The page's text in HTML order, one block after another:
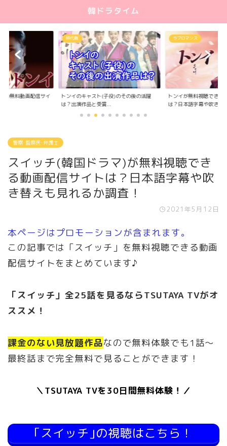
韓ドラタイム
役)のその後の活躍
ラブロマンス
トンイが無料視聴できる動画配信サイト
は？日本語字幕や吹き...
サスペンス･ミステリー
スケッチ 神が予告し
が無料視聴できる...
警察･監察医･弁護士
スイッチ(韓国ドラマ)が無料視聴でき
る動画配信サイトは？日本語字幕や吹
き替えも見れるか調査！
2021年5月12日
本ページはプロモーションが含まれます。
この記事では「スイッチ」を無料視聴できる動画
配信サイトをまとめています♪
「スイッチ」全25話を見るならTSUTAYA TVがオ
ススメ！
課金のない見放題作品なので無料体験でも1話〜
最終話まで完全無料で見ることができます！
＼TSUTAYA TVを30日間無料体験！／
｢スイッチ｣の視聴はこちら！